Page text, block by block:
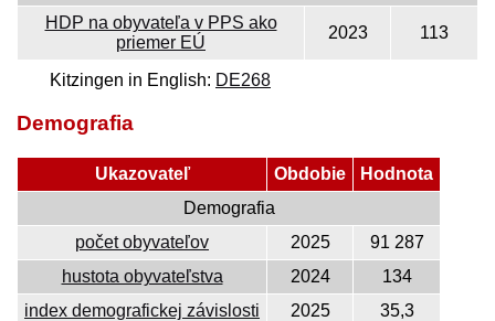
HDP na obyvateľa v PPS ako
priemer EÚ
2023 113
Kitzingen in English: DE268
Demografia
Ukazovateľ Obdobie
Hodnota
Demografia
počet obyvateľov
2025
91 287
hustota obyvateľstva
2024
134
index demografickej závislosti
2025 35,3